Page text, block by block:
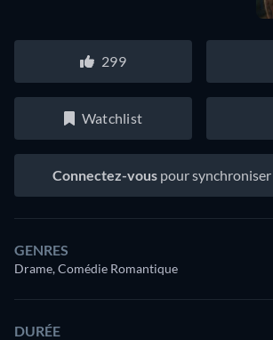
299
Watchlist
Connectez-vous pour
GENRES
Drame, Comédie Romantique
DURÉE